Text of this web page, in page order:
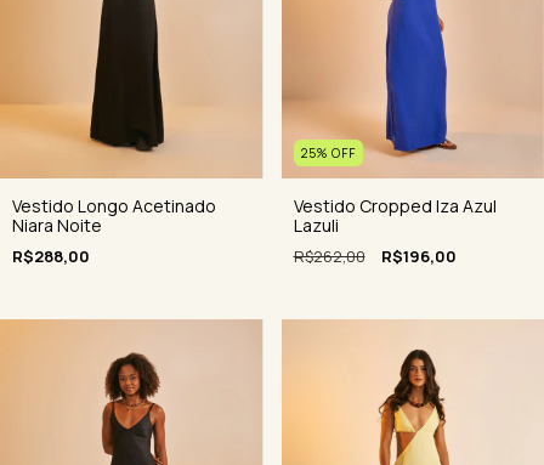
Vestido Longo Acetinado
Niara Noite
R$288,00
25% OFF
Vestido Cropped Iza Azul
Lazuli
R$262,00 R$196,00